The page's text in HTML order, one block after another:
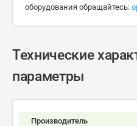
оборудования обращайтесь:
Технические
параметры
Производитель